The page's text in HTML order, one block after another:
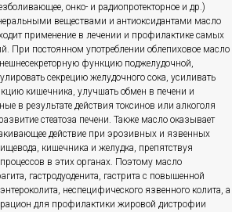
онко- и радиопротекторное и др.)
веществами и антиоксидантами масло
применение в лечении и профилактике самых
При постоянном употреблении облепиховое масло
функцию поджелудочной,
секрецию желудочного сока, усиливать
кишечника, улучшать обмен в печени и
в результате действия токсинов или алкоголя
стеатоза печени. Также масло оказывает
действие при эрозивных и язвенных
кишечника и желудка, препятствуя
в этих органах. Поэтому масло
гастродуоденита, гастрита с повышенной
неспецифического язвенного колита, а
для профилактики жировой дистрофии